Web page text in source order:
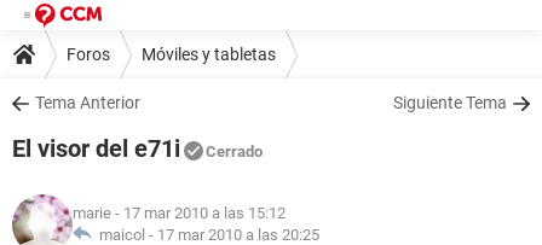
Foros Móviles y tabletas
Tema Anterior Siguiente Tema
El visor del e71i Cerrado
marie - 17 mar 2010 a las 15:12
maicol - 17 mar 2010 a las 20:25